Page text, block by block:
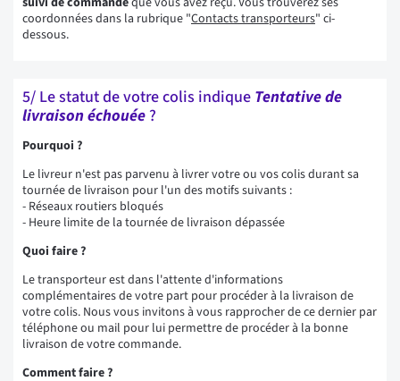
coordonnées dans la rubrique "Contacts transporteurs" ci-
dessous.
5/ Le statut de votre colis indique Tentative de
livraison échouée ?
Pourquoi ?
Le livreur n'est pas parvenu à livrer votre ou vos colis durant sa
tournée de livraison pour l'un des motifs suivants :
- Réseaux routiers bloqués
- Heure limite de la tournée de livraison dépassée
Quoi faire ?
Le transporteur est dans l'attente d'informations
complémentaires de votre part pour procéder à la livraison de
votre colis. Nous vous invitons à vous rapprocher de ce dernier par
téléphone ou mail pour lui permettre de procéder à la bonne
livraison de votre commande.
Comment faire ?